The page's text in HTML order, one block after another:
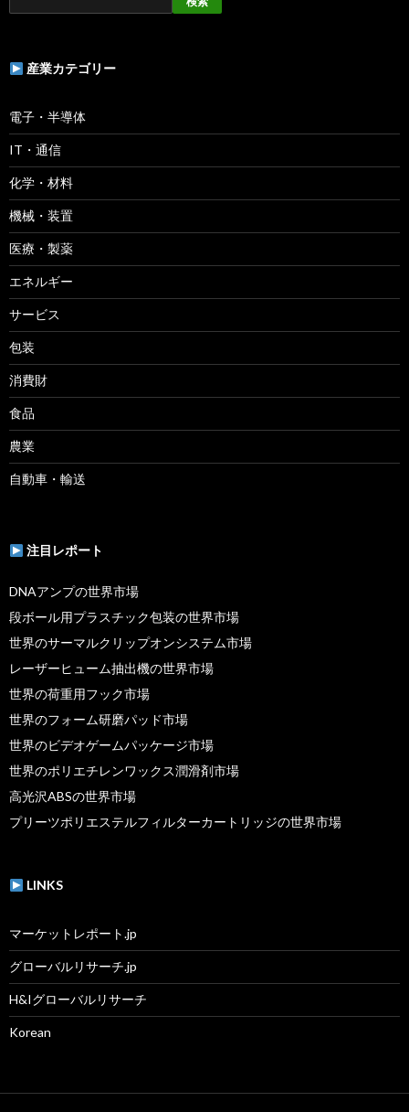
産業カテゴリー
電子・半導体
IT・通信
化学・材料
機械・装置
医療・製薬
エネルギー
サービス
包装
消費財
食品
農業
自動車・輸送
注目レポート
DNAアンプの世界市場
段ボール用プラスチック包装の世界市場
世界のサーマルクリップオンシステム市場
レーザーヒューム抽出機の世界市場
世界の荷重用フック市場
世界のフォーム研磨パッド市場
世界のビデオゲームパッケージ市場
世界のポリエチレンワックス潤滑剤市場
高光沢ABSの世界市場
プリーツポリエステルフィルターカートリッジの世界市場
LINKS
マーケットレポート.jp
グローバルリサーチ.jp
H&Iグローバルリサーチ
Korean